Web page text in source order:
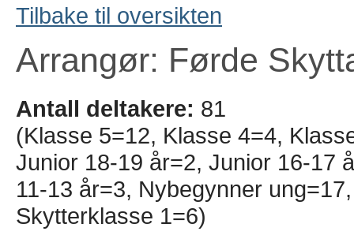
Tilbake til oversikten
Arrangør: Førde
Antall deltakere: 81
(Klasse 5=12, Klasse 4=4,
Junior 18-19 år=2, Junior 16-17
11-13 år=3, Nybegynner
Skytterklasse 1=6)